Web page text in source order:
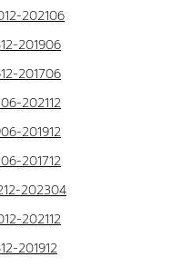
202106
201906
201706
202112
201912
201712
202304
202112
201912